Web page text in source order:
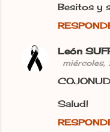
Besitos y
León
Salud!